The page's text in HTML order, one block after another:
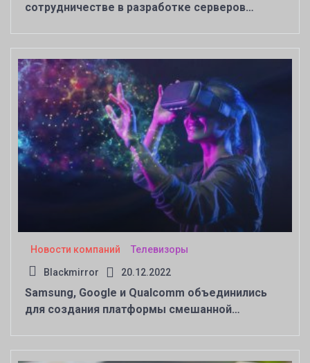
сотрудничестве в разработке серверов
Новости компаний Телевизоры
Blackmirror 20.12.2022
Samsung, Google и Qualcomm объединились
для создания платформы смешанной